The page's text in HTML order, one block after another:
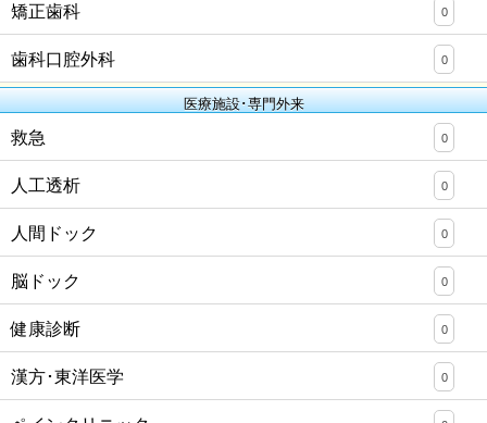
矯正歯科 0
歯科口腔外科 0
医療施設･専門外来
救急 0
人工透析 0
人間ドック 0
脳ドック 0
健康診断 0
漢方･東洋医学 0